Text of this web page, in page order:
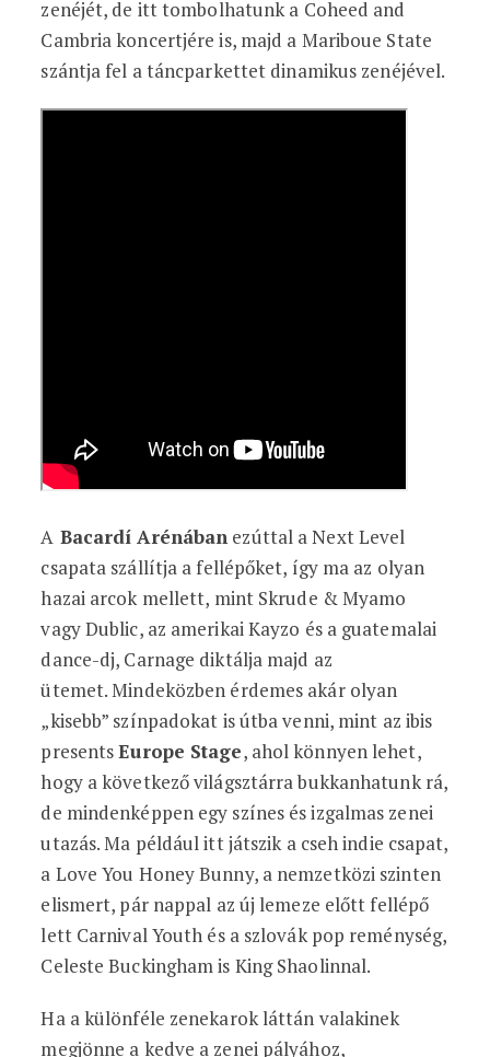
zenéjét, de itt tombolhatunk a Coheed and
Cambria koncertjére is, majd a Mariboue State
szántja fel a táncparkettet dinamikus zenéjével.
A Bacardí Arénában ezúttal a Next Level
csapata szállítja a fellépőket, így ma az olyan
hazai arcok mellett, mint Skrude & Myamo
vagy Dublic, az amerikai Kayzo és a guatemalai
dance-dj, Carnage diktálja majd az
ütemet. Mindeközben érdemes akár olyan
„kisebb” színpadokat is útba venni, mint az ibis
presentsEurope Stage, ahol könnyen lehet,
hogy a következő világsztárra bukkanhatunk rá,
de mindenképpen egy színes és izgalmas zenei
utazás. Ma például itt játszik a cseh indie csapat,
a Love You Honey Bunny, a nemzetközi szinten
elismert, pár nappal az új lemeze előtt fellépő
lett Carnival Youth és a szlovák pop reménység,
Celeste Buckingham is King Shaolinnal.
Ha a különféle zenekarok láttán valakinek
megjönne a kedve a zenei pályához,